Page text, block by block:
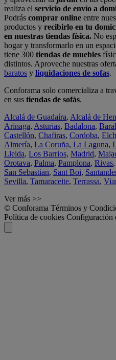
realiza el servicio de envío a
Podrás comprar online entre
productos y recibirlo en tu
en nuestras tiendas física. No
hogar y transformarlo en un
tiene 300 tiendas de muebles
distintos. Aproveche nuestras
baratos y liquidaciones de sofas.
Conforama solo comercializa a
en sus tiendas de sofás.
Alcalá de Guadaíra, Alcalá de
Arinaga, Asturias, Badalona,
Castellón, Chafiras, Cordoba,
Almería, La Coruña, La Laguna,
Lleida, Los Barrios, Madrid,
Orotava, Palma, Pamplona, Rivas,
San Sebastian, Sant Boi,
Sevilla, Tamaraceite, Terrassa,
Ver más >>
© Conforama Términos y
Política de cookies Configuración